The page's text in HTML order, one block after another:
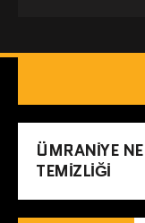
ÜMRANIYE
TEMIZLIĞI